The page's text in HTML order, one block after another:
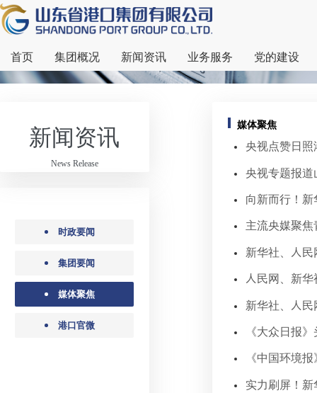
首页 集团概况 新闻资讯 业务服务 党的建设
新闻资讯
News Release
时政要闻
集团要闻
媒体聚焦
港口官微
媒体聚焦
央视点赞日
央视专题报
向新而行！
主流央媒聚
新华社、人
人民网、新
新华社、人
《大众日报
《中国环境
实力刷屏！